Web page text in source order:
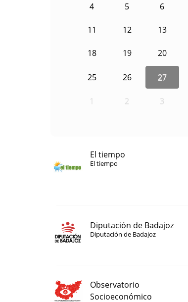
4 5 6
11 12 13
18 19 20
25 26 27
1 2 3
El tiempo
El tiempo
Diputación de Badajoz
Diputación de Badajoz
Observatorio
Socioeconómico